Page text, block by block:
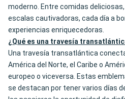
moderno. Entre comidas
escalas cautivadoras, cada día a
experiencias enriquecedoras.
¿Qué es una travesía
Una travesía transatlántica
América del Norte, el Caribe o
europeo o viceversa. Estas
se destacan por tener varios días